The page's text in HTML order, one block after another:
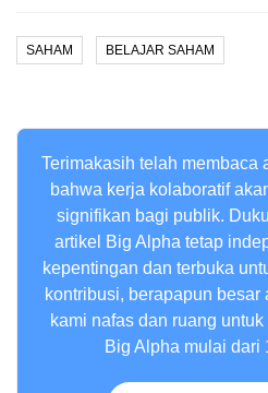
SAHAM BELAJAR SAHAM
Terimakasih telah membaca
bahwa kerja kolaboratif
signifikan bagi publik.
artikel Big Alpha tetap
kepentingan dan terbuka
kontribusi, berapapun besar
kami nafas dan ruang
Big Alpha mulai dari